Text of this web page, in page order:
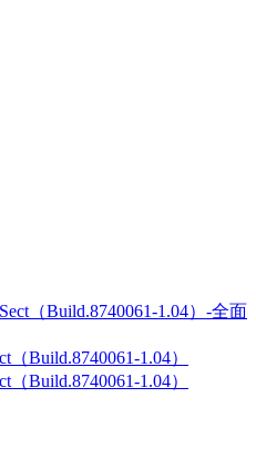
（Build.8740061-1.04）
（Build.8740061-1.04）